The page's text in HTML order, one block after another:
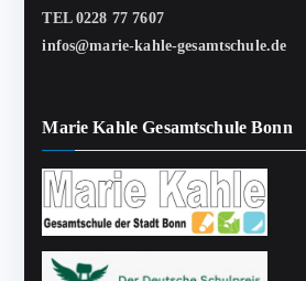
TEL 0228 77 7607
infos@marie-kahle-gesamtschule.de
Marie Kahle Gesamtschule Bonn